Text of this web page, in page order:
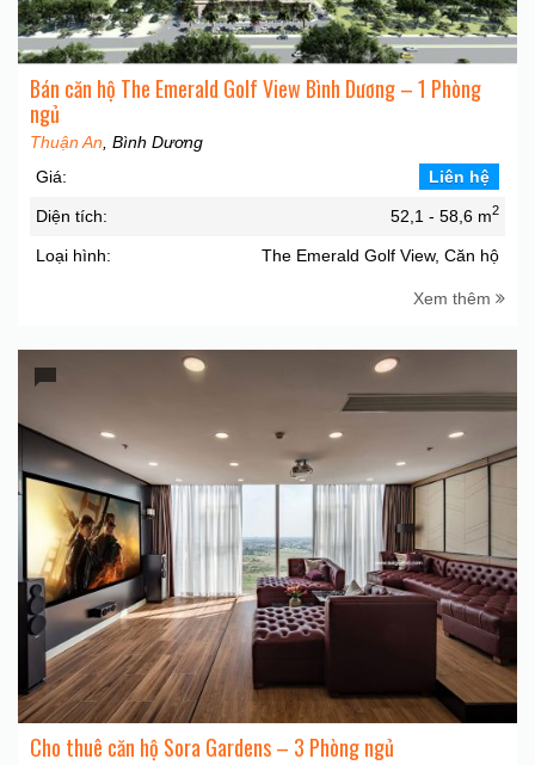
Bán căn hộ The Emerald Golf View Bình Dương – 1 Phòng
ngủ
Thuận An , Bình Dương
Giá:
Liên hệ
Diện tích: 52,1 - 58,6 m2
Loại hình: The Emerald Golf View, Căn hộ
Xem thêm
Cho thuê căn hộ Sora Gardens – 3 Phòng ngủ